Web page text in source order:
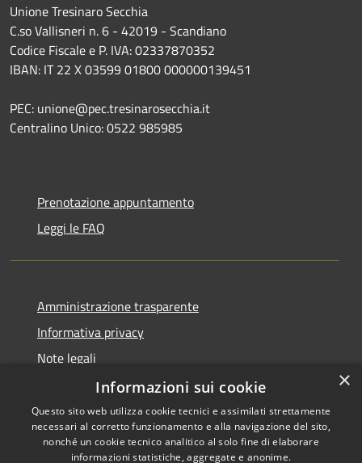
Unione Tresinaro Secchia
C.so Vallisneri n. 6 - 42019 - Scandiano
Codice Fiscale e P. IVA: 02337870352
IBAN: IT 22 X 03599 01800 000000139451
PEC: unione@pec.tresinarosecchia.it
Centralino Unico: 0522 985985
Prenotazione appuntamento
Leggi le FAQ
Amministrazione trasparente
Informativa privacy
Note legali
Dichiarazione di accessibilità
×
Informazioni sui cookie
Questo sito web utilizza cookie tecnici e assimilati strettamente
necessari al corretto funzionamento e alla navigazione del sito,
nonché un cookie tecnico analitico al solo fine di elaborare
informazioni statistiche, aggregate e anonime.